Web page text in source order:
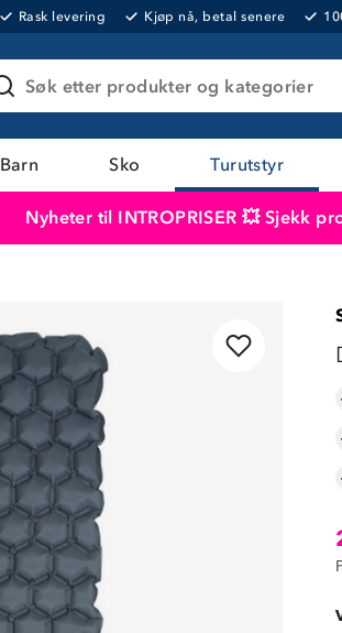
Rask levering Kjøp nå, betal senere
Søk etter produkter og kategorier
Barn Sko Turutstyr
Nyheter til INTROPRISER 💥 Sjekk